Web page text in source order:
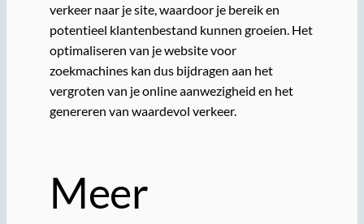
verkeer naar je site, waardoor je bereik en
potentieel klantenbestand kunnen groeien. Het
optimaliseren van je website voor
zoekmachines kan dus bijdragen aan het
vergroten van je online aanwezigheid en het
genereren van waardevol verkeer.
Meer